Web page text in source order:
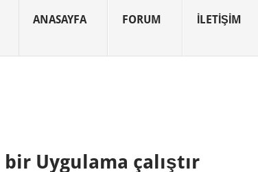
ANASAYFA FORUM İLETIŞIM
Uygulama çalıştır